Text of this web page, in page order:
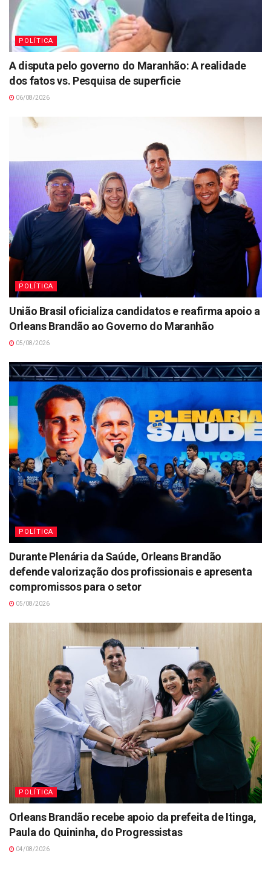
POLÍTICA
A disputa pelo governo do Maranhão: A realidade
dos fatos vs. Pesquisa de superficie
06/08/2026
POLÍTICA
União Brasil oficializa candidatos e reafirma apoio a
Orleans Brandão ao Governo do Maranhão
05/08/2026
POLÍTICA
Durante Plenária da Saúde, Orleans Brandão
defende valorização dos profissionais e apresenta
compromissos para o setor
05/08/2026
POLÍTICA
Orleans Brandão recebe apoio da prefeita de Itinga,
Paula do Quininha, do Progressistas
04/08/2026